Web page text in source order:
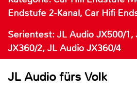
Endstufe 2-Kanal, Car Hifi
Serientest: JL Audio JX500/1,
JX360/2, JL Audio JX360/4
JL Audio fürs Volk